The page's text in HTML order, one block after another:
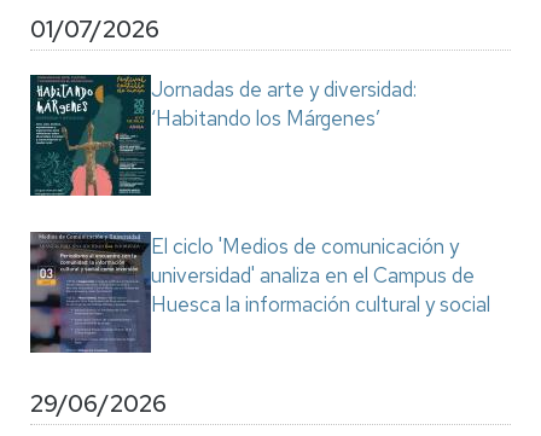
01/07/2026
Jornadas de arte y diversidad:
‘Habitando los Márgenes’
El ciclo 'Medios de comunicación y
universidad' analiza en el Campus de
Huesca la información cultural y social
29/06/2026